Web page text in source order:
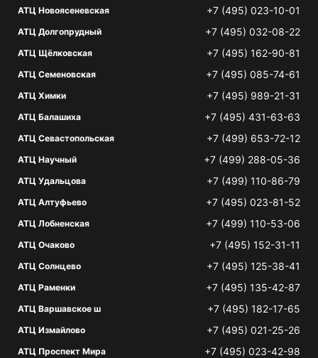
АТЦ Новоясеневская +7 (495) 023-10-01
АТЦ Долгопрудный +7 (495) 032-08-22
АТЦ Щёлковская +7 (495) 162-90-81
АТЦ Семеновская +7 (495) 085-74-61
АТЦ Химки +7 (495) 989-21-31
АТЦ Балашиха +7 (495) 431-63-63
АТЦ Севастопольская +7 (499) 653-72-12
АТЦ Научный +7 (499) 288-05-36
АТЦ Удальцова +7 (499) 110-86-79
АТЦ Алтуфьево +7 (495) 023-81-52
АТЦ Лобненская +7 (499) 110-53-06
АТЦ Очаково +7 (495) 152-31-11
АТЦ Солнцево +7 (495) 125-38-41
АТЦ Раменки +7 (495) 135-42-87
АТЦ Варшавское ш +7 (495) 182-17-65
АТЦ Измайлово +7 (495) 021-25-26
АТЦ Проспект Мира +7 (495) 023-42-98